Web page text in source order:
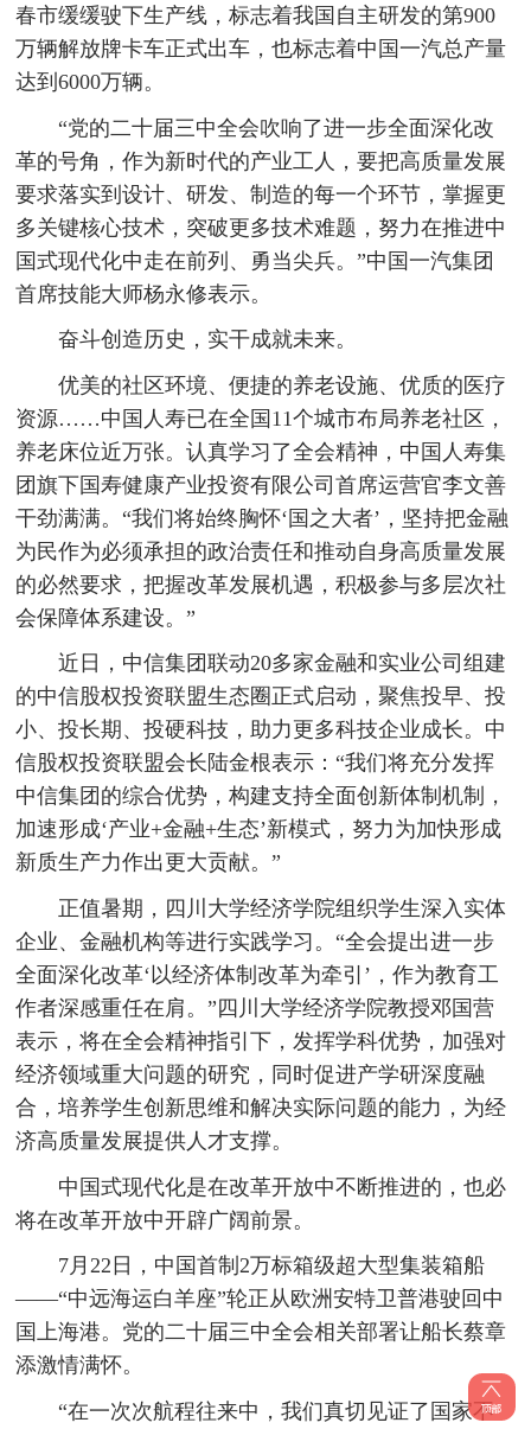
春市缓缓驶下生产线，标志着我国自主研发的第900
万辆解放牌卡车正式出车，也标志着中国一汽总产量
达到6000万辆。
“党的二十届三中全会吹响了进一步全面深化改
革的号角，作为新时代的产业工人，要把高质量发展
要求落实到设计、研发、制造的每一个环节，掌握更
多关键核心技术，突破更多技术难题，努力在推进中
国式现代化中走在前列、勇当尖兵。”中国一汽集团
首席技能大师杨永修表示。
奋斗创造历史，实干成就未来。
优美的社区环境、便捷的养老设施、优质的医疗
资源……中国人寿已在全国11个城市布局养老社区，
养老床位近万张。认真学习了全会精神，中国人寿集
团旗下国寿健康产业投资有限公司首席运营官李文善
干劲满满。“我们将始终胸怀‘国之大者’，坚持把金融
为民作为必须承担的政治责任和推动自身高质量发展
的必然要求，把握改革发展机遇，积极参与多层次社
会保障体系建设。”
近日，中信集团联动20多家金融和实业公司组建
的中信股权投资联盟生态圈正式启动，聚焦投早、投
小、投长期、投硬科技，助力更多科技企业成长。中
信股权投资联盟会长陆金根表示：“我们将充分发挥
中信集团的综合优势，构建支持全面创新体制机制，
加速形成‘产业+金融+生态’新模式，努力为加快形成
新质生产力作出更大贡献。”
正值暑期，四川大学经济学院组织学生深入实体
企业、金融机构等进行实践学习。“全会提出进一步
全面深化改革‘以经济体制改革为牵引’，作为教育工
作者深感重任在肩。”四川大学经济学院教授邓国营
表示，将在全会精神指引下，发挥学科优势，加强对
经济领域重大问题的研究，同时促进产学研深度融
合，培养学生创新思维和解决实际问题的能力，为经
济高质量发展提供人才支撑。
中国式现代化是在改革开放中不断推进的，也必
将在改革开放中开辟广阔前景。
7月22日，中国首制2万标箱级超大型集装箱船
——“中远海运白羊座”轮正从欧洲安特卫普港驶回中
国上海港。党的二十届三中全会相关部署让船长蔡章
添激情满怀。
“在一次次航程往来中，我们真切见证了国家不